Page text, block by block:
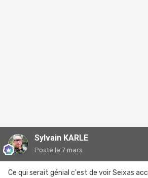
Sylvain KARLE
Posté le 7 mars
Ce qui serait génial c'est de voir Seixas